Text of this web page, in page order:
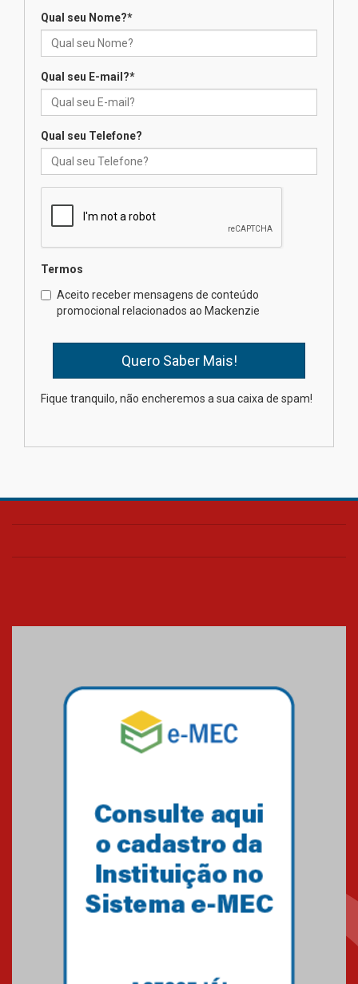
XIII Fórum de Aprendizagem
docentes para debater
Professora do Mackenzie é
finalista do Prêmio Jabuti com
04.08.2026
internacionais
03.08.2026
Oncologista do HUEM ressalta
importância da prevenção e
de pulmão
Qual seu Nome?*
Qual seu E-mail?*
Qual seu Telefone?
Termos
Aceito receber mensagens de conteúdo
promocional relacionados ao Mackenzie
Fique tranquilo, não encheremos a sua caixa de spam!